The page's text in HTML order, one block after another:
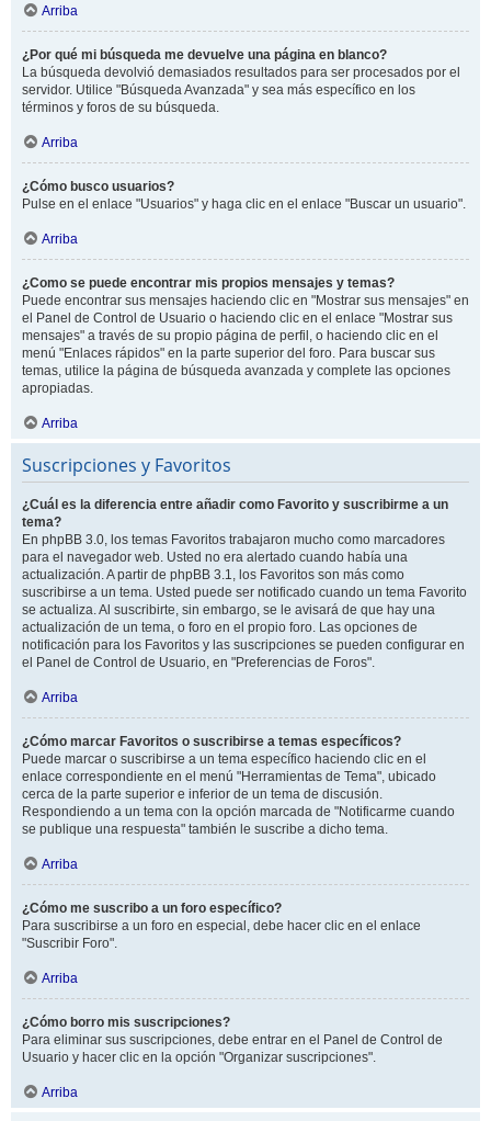
Arriba
¿Por qué mi búsqueda me devuelve una página en blanco?
La búsqueda devolvió demasiados resultados para ser procesados por el
servidor. Utilice "Búsqueda Avanzada" y sea más específico en los
términos y foros de su búsqueda.
Arriba
¿Cómo busco usuarios?
Pulse en el enlace "Usuarios" y haga clic en el enlace "Buscar un usuario".
Arriba
¿Como se puede encontrar mis propios mensajes y temas?
Puede encontrar sus mensajes haciendo clic en "Mostrar sus mensajes" en
el Panel de Control de Usuario o haciendo clic en el enlace "Mostrar sus
mensajes" a través de su propio página de perfil, o haciendo clic en el
menú "Enlaces rápidos" en la parte superior del foro. Para buscar sus
temas, utilice la página de búsqueda avanzada y complete las opciones
apropiadas.
Arriba
Suscripciones y Favoritos
¿Cuál es la diferencia entre añadir como Favorito y suscribirme a un
tema?
En phpBB 3.0, los temas Favoritos trabajaron mucho como marcadores
para el navegador web. Usted no era alertado cuando había una
actualización. A partir de phpBB 3.1, los Favoritos son más como
suscribirse a un tema. Usted puede ser notificado cuando un tema Favorito
se actualiza. Al suscribirte, sin embargo, se le avisará de que hay una
actualización de un tema, o foro en el propio foro. Las opciones de
notificación para los Favoritos y las suscripciones se pueden configurar en
el Panel de Control de Usuario, en "Preferencias de Foros".
Arriba
¿Cómo marcar Favoritos o suscribirse a temas específicos?
Puede marcar o suscribirse a un tema específico haciendo clic en el
enlace correspondiente en el menú "Herramientas de Tema", ubicado
cerca de la parte superior e inferior de un tema de discusión.
Respondiendo a un tema con la opción marcada de "Notificarme cuando
se publique una respuesta" también le suscribe a dicho tema.
Arriba
¿Cómo me suscribo a un foro específico?
Para suscribirse a un foro en especial, debe hacer clic en el enlace
"Suscribir Foro".
Arriba
¿Cómo borro mis suscripciones?
Para eliminar sus suscripciones, debe entrar en el Panel de Control de
Usuario y hacer clic en la opción "Organizar suscripciones".
Arriba